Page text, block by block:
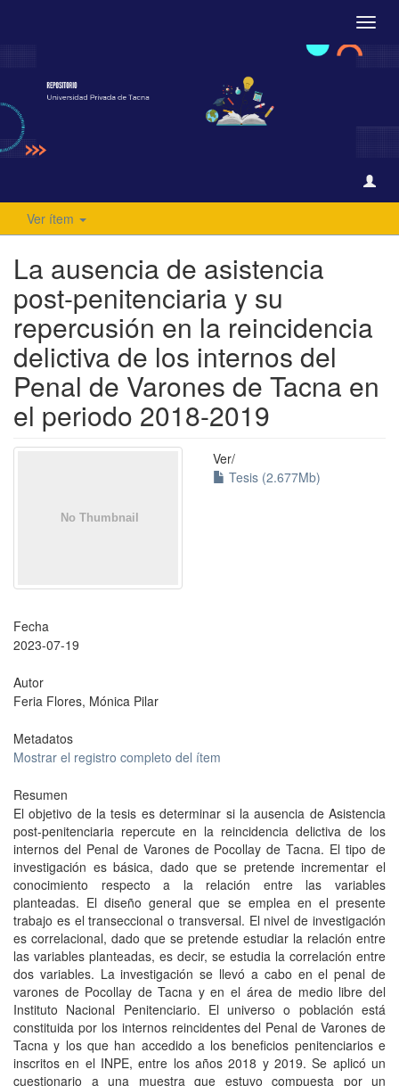
Ver ítem
La ausencia de asistencia
post-penitenciaria y su
repercusión en la reincidencia
delictiva de los internos del
Penal de Varones de Tacna en
el periodo 2018-2019
Ver/
Tesis (2.677Mb)
Fecha
2023-07-19
Autor
Feria Flores, Mónica Pilar
Metadatos
Mostrar el registro completo del ítem
Resumen
El objetivo de la tesis es determinar si la ausencia de Asistencia
post-penitenciaria repercute en la reincidencia delictiva de los
internos del Penal de Varones de Pocollay de Tacna. El tipo de
investigación es básica, dado que se pretende incrementar el
conocimiento respecto a la relación entre las variables
planteadas. El diseño general que se emplea en el presente
trabajo es el transeccional o transversal. El nivel de investigación
es correlacional, dado que se pretende estudiar la relación entre
las variables planteadas, es decir, se estudia la correlación entre
dos variables. La investigación se llevó a cabo en el penal de
varones de Pocollay de Tacna y en el área de medio libre del
Instituto Nacional Penitenciario. El universo o población está
constituida por los internos reincidentes del Penal de Varones de
Tacna y los que han accedido a los beneficios penitenciarios e
inscritos en el INPE, entre los años 2018 y 2019. Se aplicó un
cuestionario a una muestra que estuvo compuesta por un